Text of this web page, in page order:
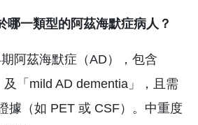
哪一類型的阿茲海默症病人？
阿茲海默症（AD）， 包含
及「mild AD dementia」，且需
據（如 PET 或 CSF）。中重度